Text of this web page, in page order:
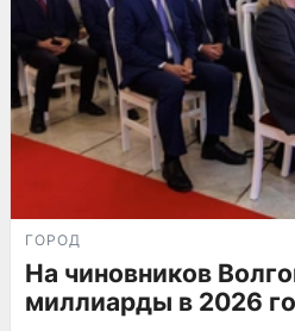
ГОРОД
На чиновников
миллиарды в 2026